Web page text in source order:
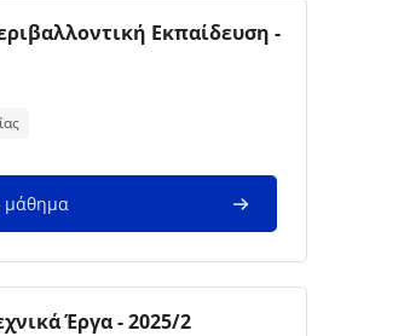
Εκπαίδευση -
μάθημα
Έργα - 2025/2